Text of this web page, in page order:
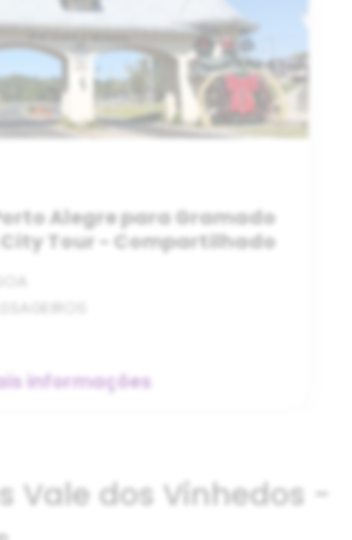
Alegre para Gramado
Tour - Compartilhado
informações
Vale dos Vinhedos -